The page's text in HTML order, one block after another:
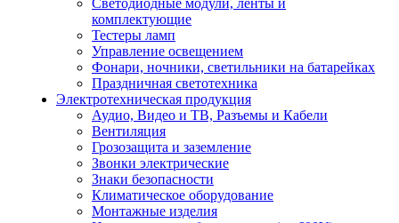
Светодиодные модули, ленты и
комплектующие
Тестеры ламп
Управление освещением
Фонари, ночники, светильники на батарейках
Праздничная светотехника
Электротехническая продукция
Аудио, Видео и ТВ, Разъемы и Кабели
Вентиляция
Грозозащита и заземление
Звонки электрические
Знаки безопасности
Климатическое оборудование
Монтажные изделия